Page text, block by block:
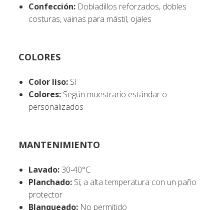
Confección: Dobladillos reforzados, dobles
costuras, vainas para mástil, ojales
COLORES
Color liso: Sí
Colores: Según muestrario estándar o
personalizados
MANTENIMIENTO
Lavado: 30-40°C
Planchado: Sí, a alta temperatura con un paño
protector
Blanqueado: No permitido